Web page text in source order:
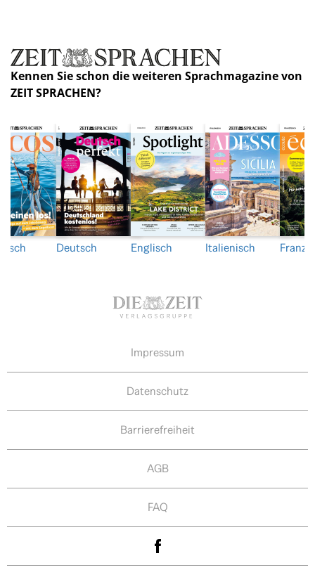
Kennen Sie schon die weiteren Sprachmagazine von
ZEIT SPRACHEN?
Deutsch Englisch Italienisch
Impressum
Datenschutz
Barrierefreiheit
AGB
FAQ